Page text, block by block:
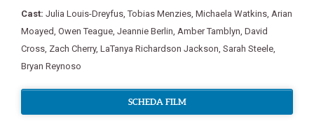
Cast: Julia Louis-Dreyfus ,Tobias Menzies Michaela Watkins Arian
Moayed Owen Teague Jeannie Berlin Amber Tamblyn David
Cross Zach Cherry, LaTanya Richardson Jackson Sarah Steele
Bryan Reynoso
SCHEDA FILM